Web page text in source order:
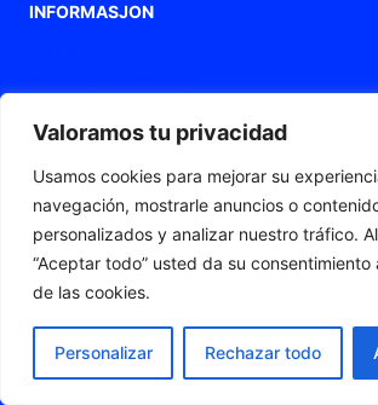
Valoramos tu privacidad
Usamos cookies para mejorar su
navegación, mostrarle anuncios o
personalizados y analizar nuestro tráfico.
“Aceptar todo” usted da su consentimiento
de las cookies.
Personalizar Rechazar todo
INFORMASJON
Tilgjengelighetserklæring
Nettkart
© 2026 Fleximat